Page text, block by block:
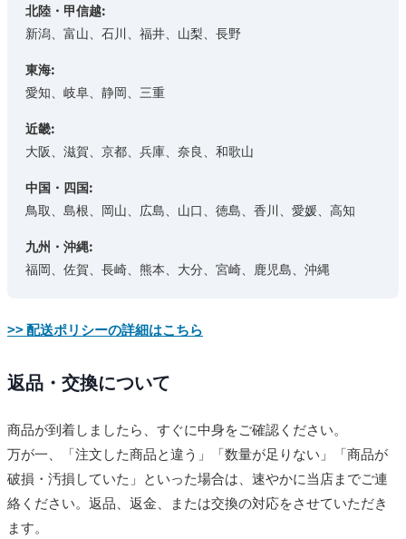
北陸・甲信越:
新潟、富山、石川、福井、山梨、長野
東海:
愛知、岐阜、静岡、三重
近畿:
大阪、滋賀、京都、兵庫、奈良、和歌山
中国・四国:
鳥取、島根、岡山、広島、山口、徳島、香川、愛媛、高知
九州・沖縄:
福岡、佐賀、長崎、熊本、大分、宮崎、鹿児島、沖縄
>> 配送ポリシーの詳細はこちら
返品・交換について
商品が到着しましたら、すぐに中身をご確認ください。
万が一、「注文した商品と違う」「数量が足りない」「商品が
破損・汚損していた」といった場合は、速やかに当店までご連
絡ください。返品、返金、または交換の対応をさせていただき
ます。